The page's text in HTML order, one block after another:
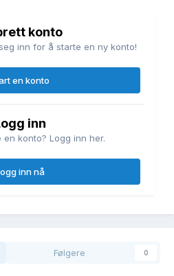
konto
inn for å starte en ny konto!
en konto
inn
en konto? Logg inn her.
inn nå
Følgere 0